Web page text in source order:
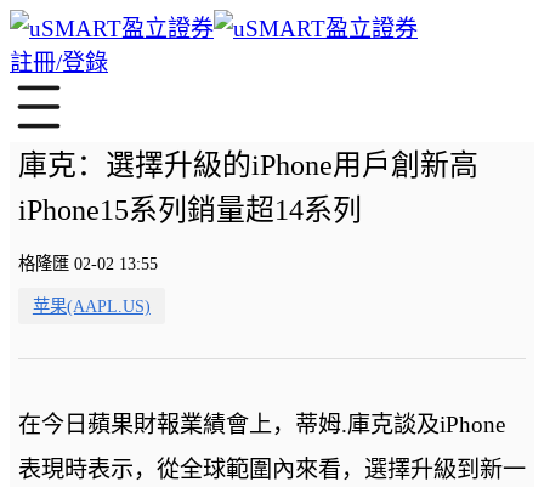
註冊/登錄
庫克：選擇升級的iPhone用戶創新高
iPhone15系列銷量超14系列
格隆匯 02-02 13:55
苹果(AAPL.US)
在今日蘋果財報業績會上，蒂姆.庫克談及iPhone
表現時表示，從全球範圍內來看，選擇升級到新一